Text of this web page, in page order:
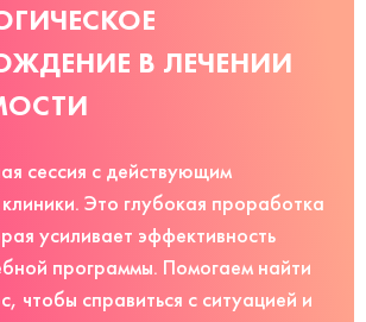
В ЛЕЧЕНИИ
сессия с действующим
Это глубокая проработка
усиливает эффективность
программы. Помогаем найти
чтобы справиться с ситуацией и